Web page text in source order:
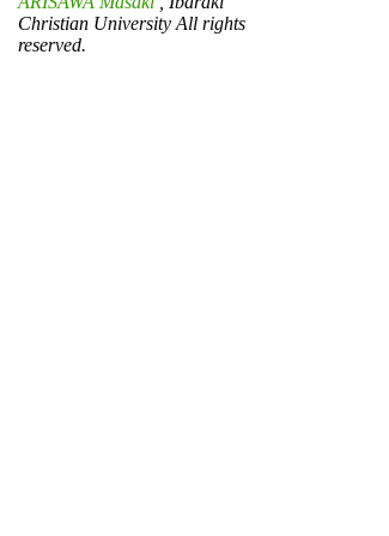
Christian University All rights
reserved.